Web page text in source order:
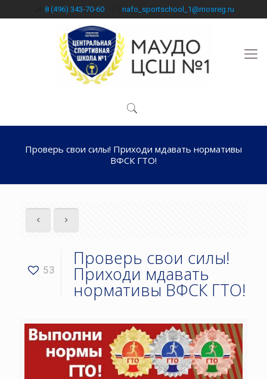
8 (496) 343-70-60 nafo_sportschool_1@mosreg.ru
Проверь свои силы! Приходи мдавать нормативы
ВФСК ГТО!
53
Проверь свои силы!
Приходи мдавать
нормативы ВФСК ГТО!